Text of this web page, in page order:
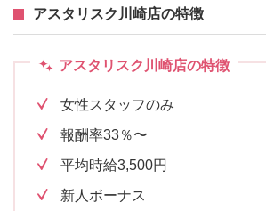
アスタリスク川崎店の特徴
アスタリスク川崎店の特徴
女性スタッフのみ
報酬率33％〜
平均時給3,500円
新人ボーナス